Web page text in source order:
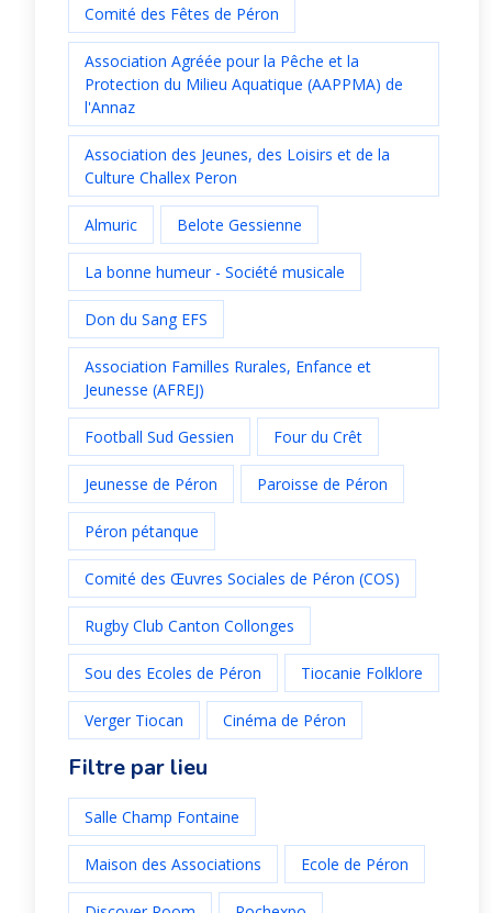
Comité des Fêtes de Péron
Association Agréée pour la Pêche et la
Protection du Milieu Aquatique (AAPPMA) de
l'Annaz
Association des Jeunes, des Loisirs et de la
Culture Challex Peron
Almuric Belote Gessienne
La bonne humeur - Société musicale
Don du Sang EFS
Association Familles Rurales, Enfance et
Jeunesse (AFREJ)
Football Sud Gessien Four du Crêt
Jeunesse de Péron Paroisse de Péron
Péron pétanque
Comité des Œuvres Sociales de Péron (COS)
Rugby Club Canton Collonges
Sou des Ecoles de Péron Tiocanie Folklore
Verger Tiocan Cinéma de Péron
Filtre par lieu
Salle Champ Fontaine
Maison des Associations Ecole de Péron